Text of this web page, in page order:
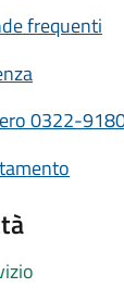
frequenti
0322-